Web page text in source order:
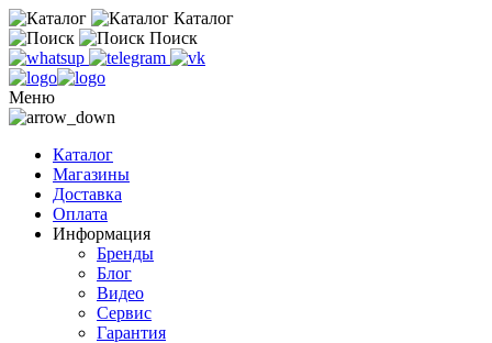
Каталог
Поиск
Меню
Каталог
Магазины
Доставка
Оплата
Информация
Бренды
Блог
Видео
Сервис
Гарантия